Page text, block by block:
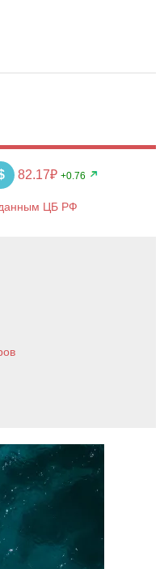
82.17₽ +0.76
ЦБ РФ